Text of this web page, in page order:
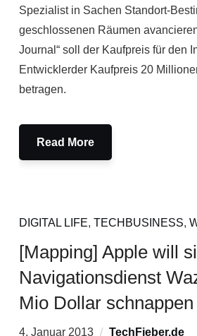
Spezialist in Sachen Standort-
geschlossenen Räumen
Journal“ soll der Kaufpreis für den
Entwicklerder Kaufpreis 20
betragen.
Read More
DIGITAL LIFE, TECHBUSINESS,
[Mapping] Apple will
Navigationsdienst
Mio Dollar schnappen
4. Januar 2013 TechFieber.de